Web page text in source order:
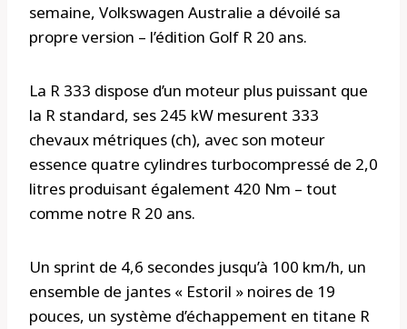
semaine, Volkswagen Australie a dévoilé sa
propre version – l’édition Golf R 20 ans.
La R 333 dispose d’un moteur plus puissant que
la R standard, ses 245 kW mesurent 333
chevaux métriques (ch), avec son moteur
essence quatre cylindres turbocompressé de 2,0
litres produisant également 420 Nm – tout
comme notre R 20 ans.
Un sprint de 4,6 secondes jusqu’à 100 km/h, un
ensemble de jantes « Estoril » noires de 19
pouces, un système d’échappement en titane R